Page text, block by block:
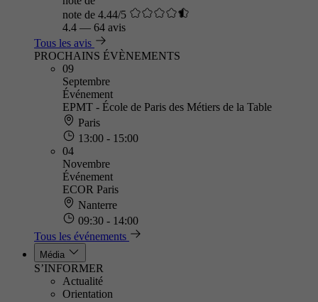
note de 4.44/5
4.4 — 64 avis
Tous les avis
PROCHAINS ÉVÈNEMENTS
09
Septembre
Événement
EPMT - École de Paris des Métiers de la Table
Paris
13:00 - 15:00
04
Novembre
Événement
ECOR Paris
Nanterre
09:30 - 14:00
Tous les événements
Média
S’INFORMER
Actualité
Orientation